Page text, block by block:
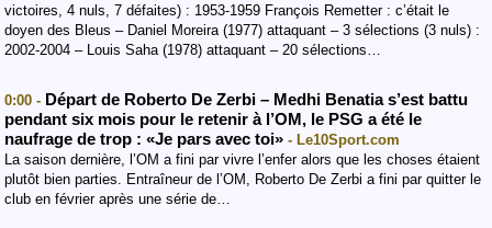
victoires, 4 nuls, 7 défaites) : 1953-1959 François Remetter : c’était le
doyen des Bleus – Daniel Moreira (1977) attaquant – 3 sélections (3 nuls) :
2002-2004 – Louis Saha (1978) attaquant – 20 sélections…
0:00 - Départ de Roberto De Zerbi – Medhi Benatia s’est battu
pendant six mois pour le retenir à l’OM, le PSG a été le
naufrage de trop : «Je pars avec toi» - Le10Sport.com
La saison dernière, l’OM a fini par vivre l’enfer alors que les choses étaient
plutôt bien parties. Entraîneur de l’OM, Roberto De Zerbi a fini par quitter le
club en février après une série de…